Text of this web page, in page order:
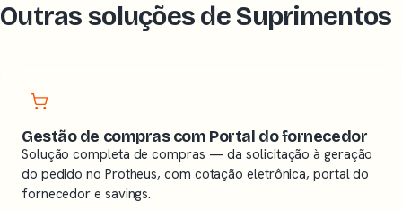
Outras soluções de Suprimentos
Gestão de compras com Portal do fornecedor
Solução completa de compras — da solicitação à geração
do pedido no Protheus, com cotação eletrônica, portal do
fornecedor e savings.